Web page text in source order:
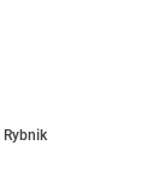
Rybnik